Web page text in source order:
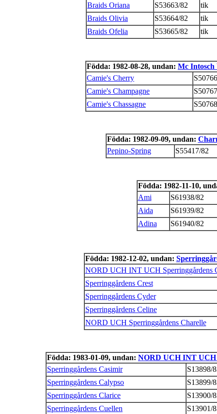
Braids Oriana
S53663/82
tik
Braids Olivia
S53664/82
tik
Braids Ofelia
S53665/82 tik
Födda: 1982-08-28, undan: Mc Intosch
Camie's Cherry
Camie's Champagne
Camie's Chassagne
Födda: 1982-09-09, undan:
Pepino-Spring
S55417/82
Födda: 1982-11-10,
Ami
S61938/82
Aida
S61939/82
Adina
S61940/82
Födda: 1982-12-02, undan:
NORD UCH INT UCH Sperringgårdens
Sperringgårdens Crest
Sperringgårdens Cyder
Sperringgårdens Celine
NORD UCH Sperringgårdens Charelle
Födda: 1983-01-09, undan: NORD UCH INT
Sperringgårdens Casimir
S13898/
Sperringgårdens Calypso
S13899/
Sperringgårdens Clarice
S13900/
Sperringgårdens Cuellen
S13901/